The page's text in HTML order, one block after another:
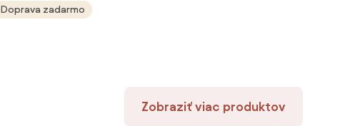
Doprava zadarmo
Zobraziť viac produktov